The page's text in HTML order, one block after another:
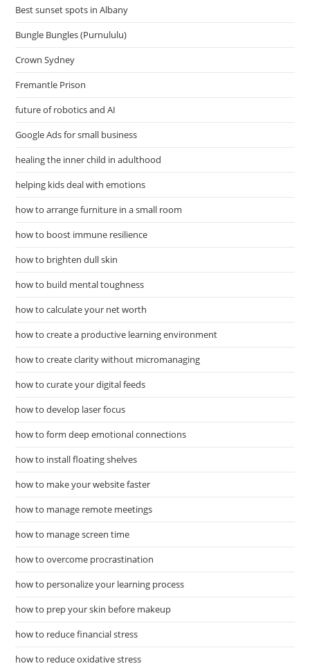
Best sunset spots in Albany
Bungle Bungles (Purnululu)
Crown Sydney
Fremantle Prison
future of robotics and AI
Google Ads for small business
healing the inner child in adulthood
helping kids deal with emotions
how to arrange furniture in a small room
how to boost immune resilience
how to brighten dull skin
how to build mental toughness
how to calculate your net worth
how to create a productive learning environment
how to create clarity without micromanaging
how to curate your digital feeds
how to develop laser focus
how to form deep emotional connections
how to install floating shelves
how to make your website faster
how to manage remote meetings
how to manage screen time
how to overcome procrastination
how to personalize your learning process
how to prep your skin before makeup
how to reduce financial stress
how to reduce oxidative stress